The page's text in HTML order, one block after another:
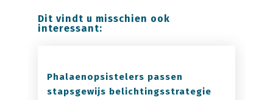
Dit vindt u misschien ook
interessant:
Phalaenopsistelers passen
stapsgewijs belichtingsstrategie